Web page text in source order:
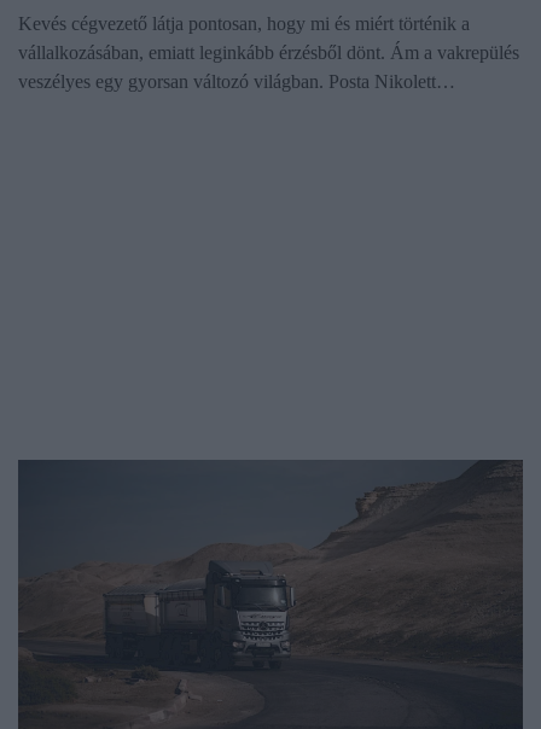
Kevés cégvezető látja pontosan, hogy mi és miért történik a
vállalkozásában, emiatt leginkább érzésből dönt. Ám a vakrepülés
veszélyes egy gyorsan változó világban. Posta Nikolett…